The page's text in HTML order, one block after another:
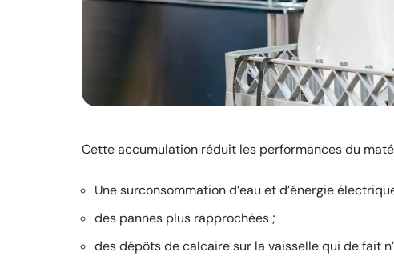
Cette accumulation réduit les performances du
Une surconsommation d’eau et d’énergie
des pannes plus rapprochées ;
des dépôts de calcaire sur la vaisselle qui de fait